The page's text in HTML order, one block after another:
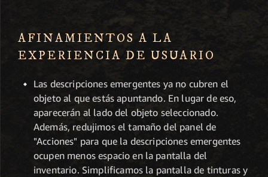
AFINAMIENTOS A LA
EXPERIENCIA DE USUARIO
Las descripciones emergentes ya no cubren el
objeto al que estás apuntando. En lugar de eso,
aparecerán al lado del objeto seleccionado.
Además, redujimos el tamaño del panel de
"Acciones" para que la descripciones emergentes
ocupen menos espacio en la pantalla del
inventario. Simplificamos la pantalla de tinturas y